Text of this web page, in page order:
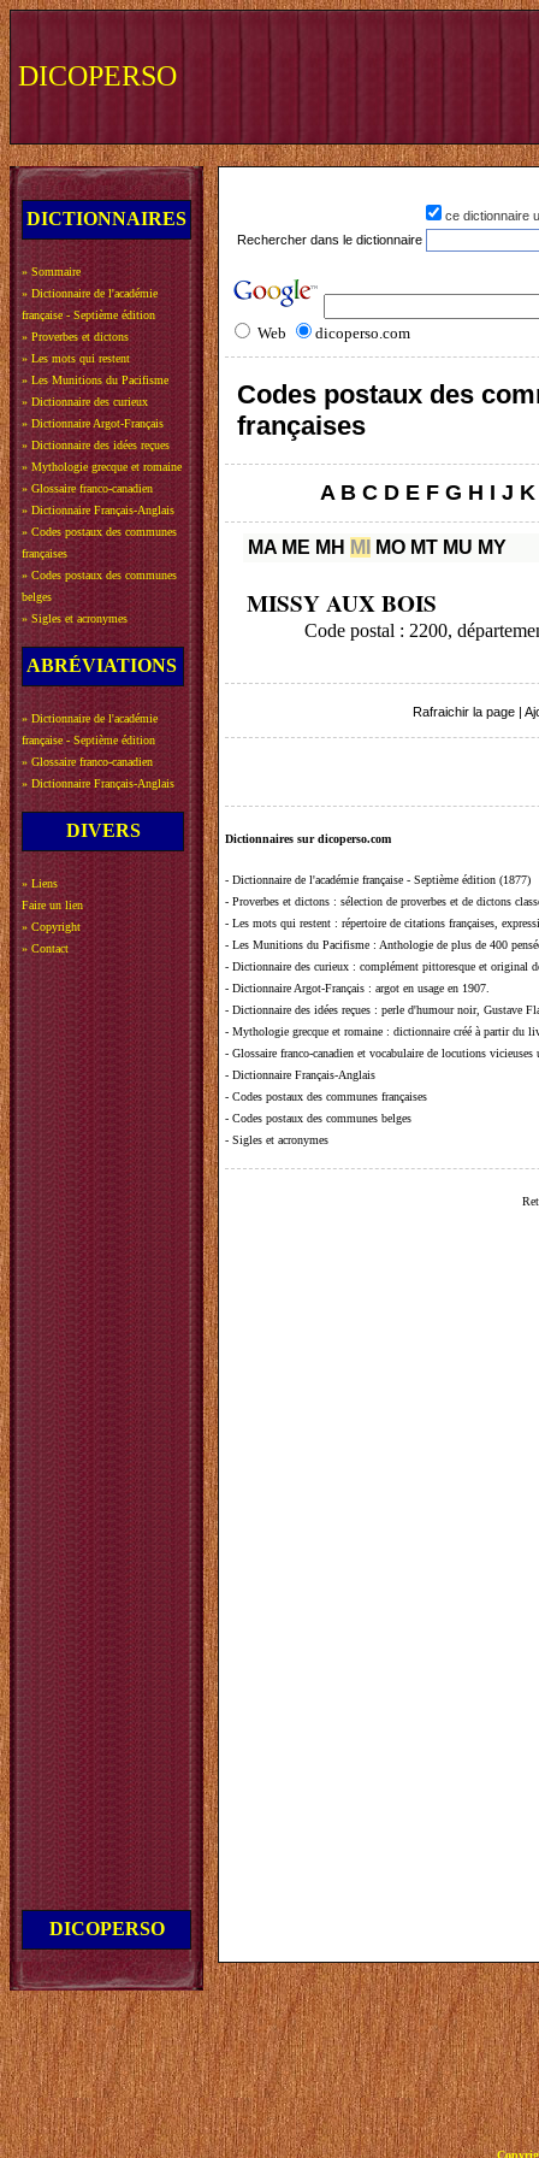
DICOPERSO
DICTIONNAIRES
» Sommaire
» Dictionnaire de l'académie
française - Septième édition
» Proverbes et dictons
» Les mots qui restent
» Les Munitions du Pacifisme
» Dictionnaire des curieux
» Dictionnaire Argot-Français
» Dictionnaire des idées reçues
» Mythologie grecque et romaine
» Glossaire franco-canadien
» Dictionnaire Français-Anglais
» Codes postaux des communes
françaises
» Codes postaux des communes
belges
» Sigles et acronymes
ABRÉVIATIONS
» Dictionnaire de l'académie
française - Septième édition
» Glossaire franco-canadien
» Dictionnaire Français-Anglais
DIVERS
» Liens
Faire un lien
» Copyright
» Contact
DICOPERSO
ce dictionnaire
Rechercher dans le dictionnaire
Web dicoperso.com
Codes postaux des
françaises
A B C D E F G H I J K
MA ME MH MI MO MT MU MY
MISSY AUX BOIS
Code postal : 2200,
Rafraichir la page
Dictionnaires sur dicoperso.com
- Dictionnaire de l'académie française - Septième édition (1877)
- Proverbes et dictons : sélection de proverbes et de dictons
- Les mots qui restent : répertoire de citations françaises,
- Les Munitions du Pacifisme : Anthologie de plus de 400
- Dictionnaire des curieux : complément pittoresque et original
- Dictionnaire Argot-Français : argot en usage en 1907.
- Dictionnaire des idées reçues : perle d'humour noir, Gustave
- Mythologie grecque et romaine : dictionnaire créé à partir du
- Glossaire franco-canadien et vocabulaire de locutions vicieuses
- Dictionnaire Français-Anglais
- Codes postaux des communes françaises
- Codes postaux des communes belges
- Sigles et acronymes